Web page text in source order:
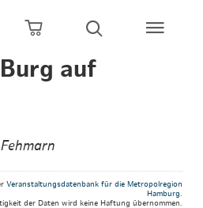
Zum Hauptinhalt springen
Zur Hauptnavigation springen
Zur Volltextsuche springen
Zum Footer springen
Warenkorb öffnen
Suche öffnen
auf
Veranstaltungsdatenbank für die Metropolregion
Hamburg.
der Daten wird keine Haftung übernommen.